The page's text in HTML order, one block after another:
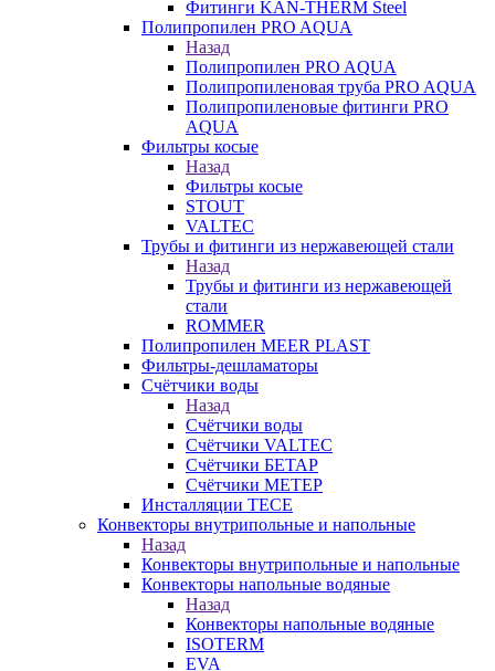
Фитинги KAN-THERM Steel
Полипропилен PRO AQUA
Назад
Полипропилен PRO AQUA
Полипропиленовая труба PRO AQUA
Полипропиленовые фитинги PRO
AQUA
Фильтры косые
Назад
Фильтры косые
STOUT
VALTEC
Трубы и фитинги из нержавеющей стали
Назад
Трубы и фитинги из нержавеющей
стали
ROMMER
Полипропилен MEER PLAST
Фильтры-дешламаторы
Счётчики воды
Назад
Счётчики воды
Счётчики VALTEC
Счётчики БЕТАР
Счётчики МЕТЕР
Инсталляции TECE
Конвекторы внутрипольные и напольные
Назад
Конвекторы внутрипольные и напольные
Конвекторы напольные водяные
Назад
Конвекторы напольные водяные
ISOTERM
EVA